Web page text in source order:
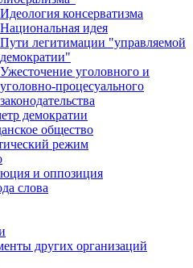
Идеология консерватизма
Национальная идея
Пути легитимации "управляемой
демократии"
Ужесточение уголовного и
уголовно-процесуального
законодательства
демократии
общество
режим
и оппозиция
слова
других организаций